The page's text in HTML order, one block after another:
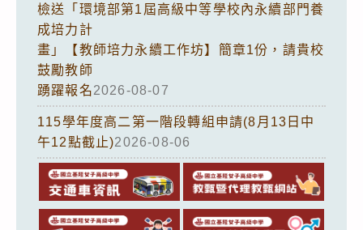
檢送「環境部第1屆高級中等學校內永續部門養
成培力計
畫」【教師培力永續工作坊】簡章1份，請貴校
鼓勵教師
踴躍報名2026-08-07
115學年度高二第一階段轉組申請(8月13日中
午12點截止)2026-08-06